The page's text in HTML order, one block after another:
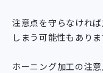
注意点を守らなけれ
しまう可能性もありま
ホーニング加工の注